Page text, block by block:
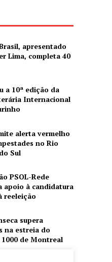
apresentado
Lima, completa 40
a 10ª edição da
Internacional
alerta vermelho
no Rio
Sul
PSOL-Rede
apoio à candidatura
reeleição
supera
na estreia do
de Montreal